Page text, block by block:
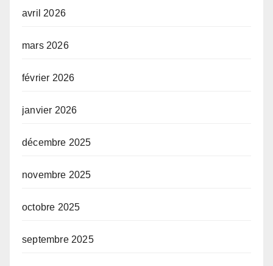
avril 2026
mars 2026
février 2026
janvier 2026
décembre 2025
novembre 2025
octobre 2025
septembre 2025